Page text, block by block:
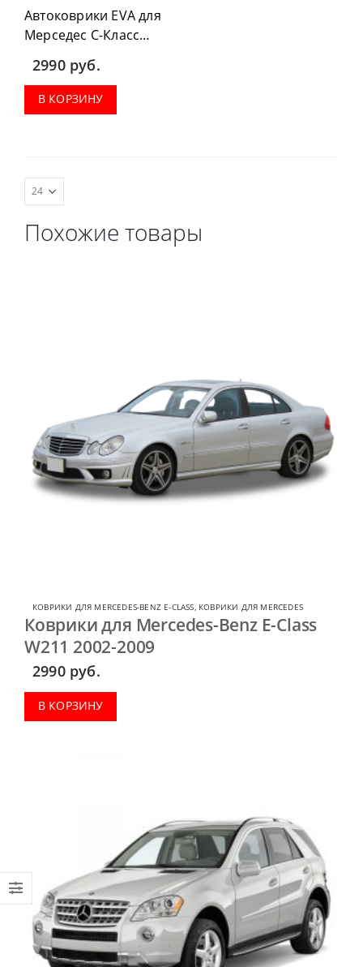
Автоковрики EVA для
Мерседес С-Класс
можно приобрести в
комплектации:
водительский коврик,
2990 руб.
В КОРЗИНУ
Похожие товары
КОВРИКИ ДЛЯ MERCEDES-BENZ E-CLASS КОВРИКИ ДЛЯ MERCEDES
Коврики для Mercedes-Benz E-Class
W211 2002-2009
2990 руб.
В КОРЗИНУ